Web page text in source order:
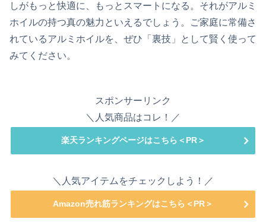
しがもっと快適に、もっとスマートになる。それがアルミ
ホイルの持つ真の魅力といえるでしょう。ご家庭に常備さ
れているアルミホイルを、ぜひ「裏技」として賢く使って
みてください。
スポンサーリンク
＼人気商品はコレ！／
楽天ランキングページはこちら＜PR＞
＼人気アイテムをチェックしよう！／
Amazon売れ筋ランキングはこちら＜PR＞